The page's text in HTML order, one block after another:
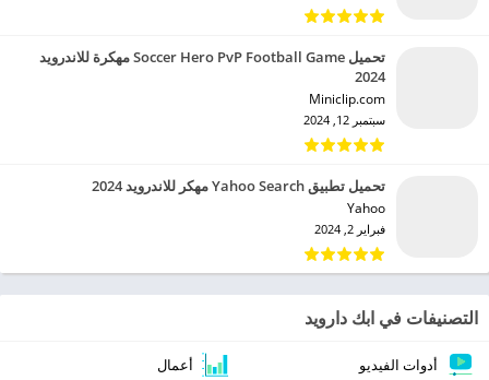
تحميل Soccer Hero PvP Football Game مهكرة للاندرويد
2024
Miniclip.com‏
سبتمبر 12, 2024
تحميل تطبيق Yahoo Search مهكر للاندرويد 2024
Yahoo‏
فبراير 2, 2024
التصنيفات في ابك دارويد
أدوات الفيديو أعمال